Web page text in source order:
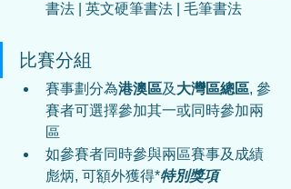
書法 | 英文硬筆書法 | 毛筆書法
比賽分組
賽事劃分為港澳區及 大灣區總區, 參
賽者可選擇參加其一或同時參加兩
區
如參賽者同時參與兩區賽事及成績
彪炳, 可額外獲得*特別獎項